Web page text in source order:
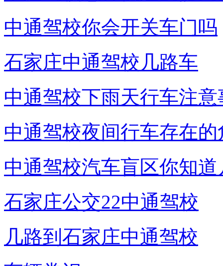
中通驾校你会开关车门吗
石家庄中通驾校几路车
中通驾校下雨天行车注意
中通驾校夜间行车存在的
中通驾校汽车盲区你知道
石家庄公交22中通驾校
几路到石家庄中通驾校